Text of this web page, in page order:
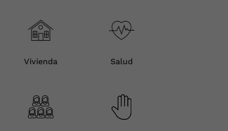
Vivienda Salud